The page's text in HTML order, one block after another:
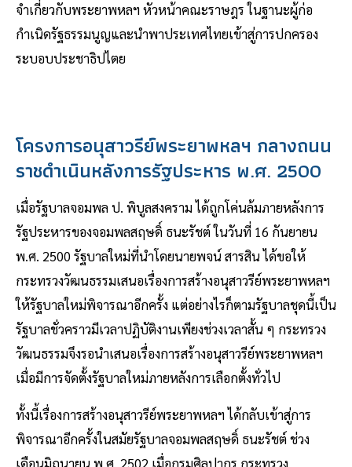
จำเกี่ยวกับพระยาพหลฯ หัวหน้าคณะราษฎร ในฐานะผู้ก่อ
กำเนิดรัฐธรรมนูญและนำพาประเทศไทยเข้าสู่การปกครอง
ระบอบประชาธิปไตย
โครงการอนุสาวรีย์พระยาพหลฯ กลางถนน
ราชดำเนินหลังการรัฐประหาร พ.ศ. 2500
เมื่อรัฐบาลจอมพล ป. พิบูลสงคราม ได้ถูกโค่นล้มภายหลังการ
รัฐประหารของจอมพลสฤษดิ์ ธนะรัชต์ ในวันที่ 16 กันยายน
พ.ศ. 2500 รัฐบาลใหม่ที่นำโดยนายพจน์ สารสิน ได้ขอให้
กระทรวงวัฒนธรรมเสนอเรื่องการสร้างอนุสาวรีย์พระยาพหลฯ
ให้รัฐบาลใหม่พิจารณาอีกครั้ง แต่อย่างไรก็ตามรัฐบาลชุดนี้เป็น
รัฐบาลชั่วคราวมีเวลาปฏิบัติงานเพียงช่วงเวลาสั้น ๆ กระทรวง
วัฒนธรรมจึงรอนำเสนอเรื่องการสร้างอนุสาวรีย์พระยาพหลฯ
เมื่อมีการจัดตั้งรัฐบาลใหม่ภายหลังการเลือกตั้งทั่วไป
ทั้งนี้เรื่องการสร้างอนุสาวรีย์พระยาพหลฯ ได้กลับเข้าสู่การ
พิจารณาอีกครั้งในสมัยรัฐบาลจอมพลสฤษดิ์ ธนะรัชต์ ช่วง
เดือนมิถุนายน พ.ศ. 2502 เมื่อกรมศิลปากร กระทรวง